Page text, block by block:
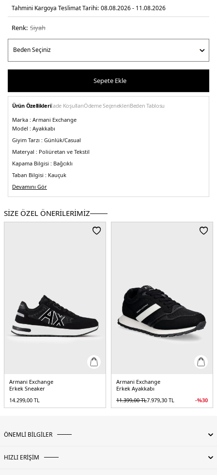
Tahmini Kargoya Teslimat Tarihi: 08.08.2026 - 11.08.2026
Renk: si̇yah
Sepete Ekle
Ürün Özellikleriİade KoşullarıÖdeme SeçenekleriBeden Tablosu
Marka : Armani Exchange
Model : Ayakkabı
Giyim Tarzı : Günlük/Casual
Materyal : Poliüretan ve Tekstil
Kapama Bilgisi : Bağcıklı
Taban Bilgisi : Kauçuk
Detay :
-Ayakkabının ağırlığı (en küçük beden) : 430 gr
-Toplam yükseklik : 11 cm
-Taban kalınlığı : 2 cm
Devamını Gör
SİZE ÖZEL ÖNERİLERİMİZ
Armani Exchange
Erkek Sneaker
14.299,00 TL
Armani Exchange
Erkek Ayakkabı
11.399,00TL7.979,30 TL -%30
ÖNEMLİ BİLGİLER
HIZLI ERİŞİM